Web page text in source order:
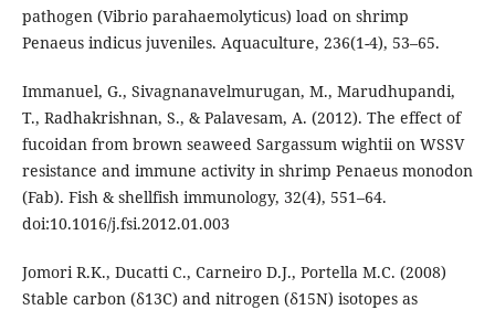
pathogen (Vibrio parahaemolyticus) load on shrimp
Penaeus indicus juveniles. Aquaculture, 236(1-4), 53–65.
Immanuel, G., Sivagnanavelmurugan, M., Marudhupandi,
T., Radhakrishnan, S., & Palavesam, A. (2012). The effect of
fucoidan from brown seaweed Sargassum wightii on WSSV
resistance and immune activity in shrimp Penaeus monodon
(Fab). Fish & shellfish immunology, 32(4), 551–64.
doi:10.1016/j.fsi.2012.01.003
Jomori R.K., Ducatti C., Carneiro D.J., Portella M.C. (2008)
Stable carbon (δ13C) and nitrogen (δ15N) isotopes as